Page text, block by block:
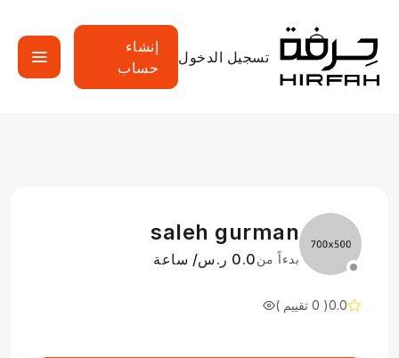
تسجيل الدخول
إنشاء
حساب
saleh gurman
بدءاً من0.0 ر.س/ ساعة
0.0( 0 تقييم )